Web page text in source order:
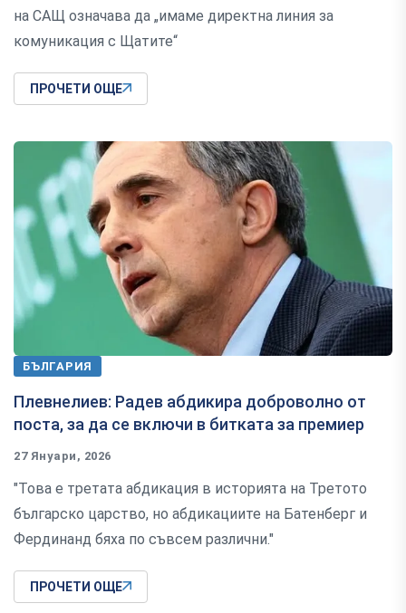
на САЩ означава да „имаме директна линия за
комуникация с Щатите“
ПРОЧЕТИ ОЩЕ
БЪЛГАРИЯ
Плевнелиев: Радев абдикира доброволно от
поста, за да се включи в битката за премиер
27 Януари, 2026
"Това е третата абдикация в историята на Третото
българско царство, но абдикациите на Батенберг и
Фердинанд бяха по съвсем различни."
ПРОЧЕТИ ОЩЕ